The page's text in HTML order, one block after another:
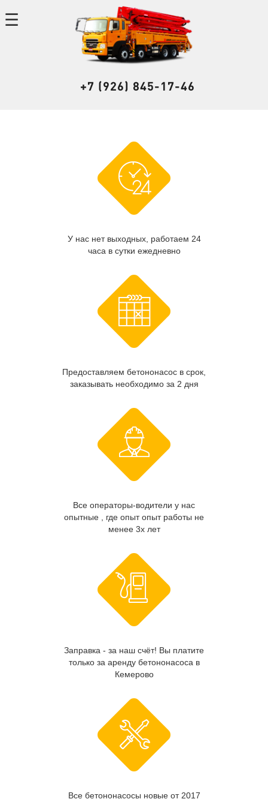
+7 (926) 845-17-46
У нас нет выходных, работаем 24
часа в сутки ежедневно
Предоставляем бетононасос в срок,
заказывать необходимо за 2 дня
Все операторы-водители у нас
опытные , где опыт опыт работы не
менее 3х лет
Заправка - за наш счёт! Вы платите
только за аренду бетононасоса в
Кемерово
Все бетононасосы новые от 2017